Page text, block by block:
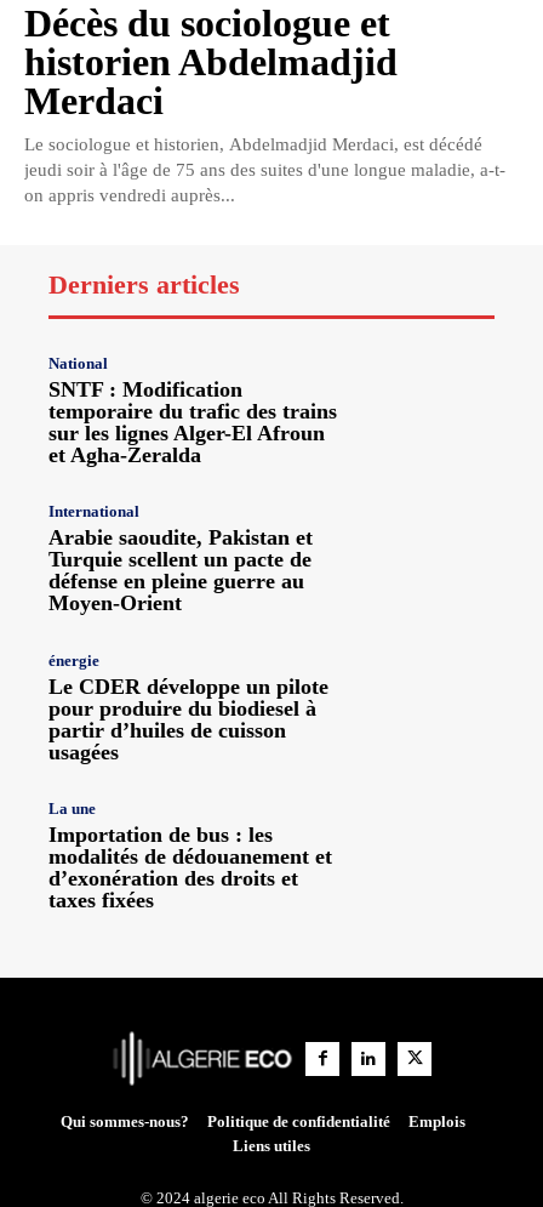
Décès du sociologue et
historien Abdelmadjid
Merdaci
Le sociologue et historien, Abdelmadjid Merdaci, est décédé
jeudi soir à l'âge de 75 ans des suites d'une longue maladie, a-t-
on appris vendredi auprès...
Derniers articles
National
SNTF : Modification
temporaire du trafic des trains
sur les lignes Alger-El Afroun
et Agha-Zeralda
International
Arabie saoudite, Pakistan et
Turquie scellent un pacte de
défense en pleine guerre au
Moyen-Orient
énergie
Le CDER développe un pilote
pour produire du biodiesel à
partir d’huiles de cuisson
usagées
La une
Importation de bus : les
modalités de dédouanement et
d’exonération des droits et
taxes fixées
Qui sommes-nous? Politique de confidentialité
Emplois
Liens utiles
© 2024 algerie eco All Rights Reserved.